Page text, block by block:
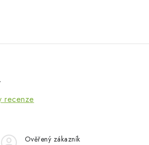
recenze
Ověřený zákazník